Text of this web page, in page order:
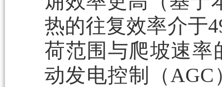
热的往复效率介于
荷范围与爬坡速率
动发电控制（